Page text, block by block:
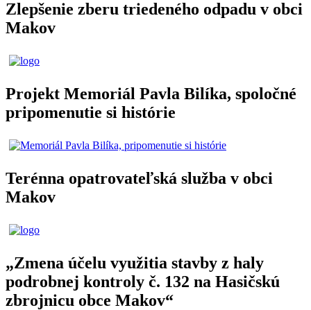
Zlepšenie zberu triedeného odpadu v obci
Makov
Projekt Memoriál Pavla Bilíka, spoločné
pripomenutie si histórie
Terénna opatrovateľská služba v obci
Makov
„Zmena účelu využitia stavby z haly
podrobnej kontroly č. 132 na Hasičskú
zbrojnicu obce Makov“